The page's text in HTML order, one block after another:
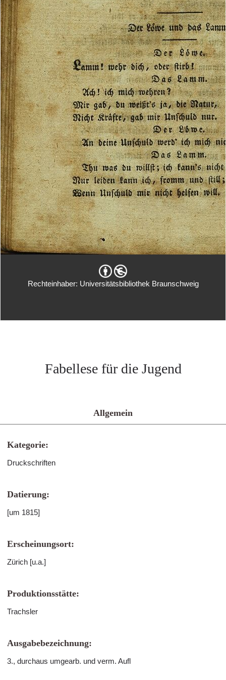
Rechteinhaber: Universitätsbibliothek Braunschweig
Fabellese für die Jugend
Allgemein
Kategorie:
Druckschriften
Datierung:
[um 1815]
Erscheinungsort:
Zürich [u.a.]
Produktionsstätte:
Trachsler
Ausgabebezeichnung:
3., durchaus umgearb. und verm. Aufl